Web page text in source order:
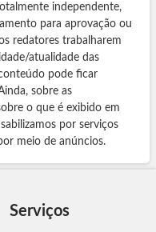
independente,
para aprovação ou
redatores trabalharem
atualidade das
pode ficar
sobre as
o que é exibido em
por serviços
meio de anúncios.
Serviços